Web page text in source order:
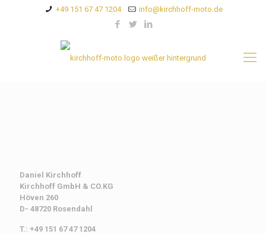
+49 151 67 47 1204 info@kirchhoff-moto.de
Daniel Kirchhoff
Kirchhoff GmbH & CO.KG
Höven 260
D- 48720 Rosendahl
T.: +49 151 67 47 1204